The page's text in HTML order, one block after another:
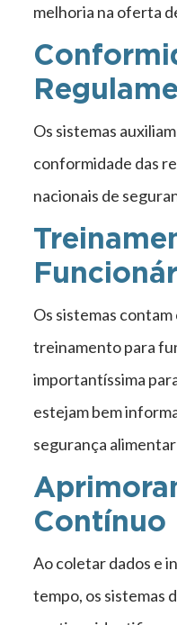
melhoria na oferta
Os sistemas
conformidade das
nacionais de
Os sistemas
treinamento para
importantíssima
estejam bem
segurança
Contínuo
Ao coletar dados e
tempo, os sistemas